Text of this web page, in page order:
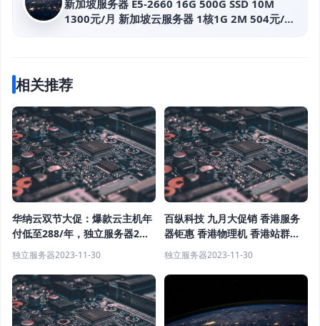
新加坡服务器 E5-2660 16G 500G SSD 10M
1300元/月 新加坡云服务器 1核1G 2M 504元/年
相关推荐
华纳云双节大促：爆款云主机年
付低至288/年，独立服务器2折
起，老用户续费最高享6折
独立服务器2023-11-30
百纵科技 九月大促销 香港服务
器钜惠 香港物理机 香港站群服
务器 香港宿主机服务器 香港
CN2服务器 香港母机 大促销
独立服务器2023-11-30